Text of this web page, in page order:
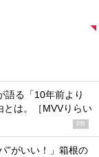
語る「10年前より
とは。［MVVりらい
PR
”がいい！」箱根の